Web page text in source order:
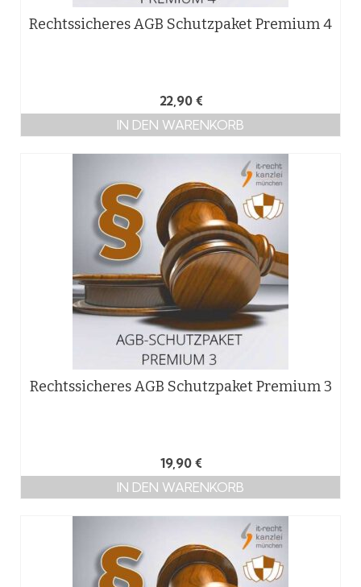
Rechtssicheres AGB Schutzpaket Premium 4
22,90 €
IN DEN WARENKORB
Rechtssicheres AGB Schutzpaket Premium 3
19,90 €
IN DEN WARENKORB